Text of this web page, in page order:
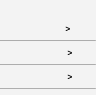
>
>
>